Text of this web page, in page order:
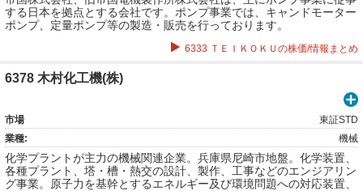
する日本を拠点とする会社です。ポンプ事業では、キャンドモーター
ポンプ、定量ポンプ等の製造・販売を行っております。
6333 ＴＥＩＫＯＫＵの株価/情報まとめ
6378 木村化工機(株)
市場
東証STD
業種:
機械
化学プラントが主力の機械関連企業。兵庫県尼崎市地盤。化学装置、
各種プラント、塔・槽・熱交の設計、製作、工事などのエンジアリン
グ事業。原子力を基幹とするエネルギー及び環境問題への対応装置、